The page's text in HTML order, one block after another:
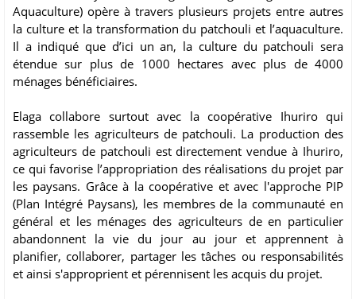
Aquaculture) opère à travers plusieurs projets entre autres
la culture et la transformation du patchouli et l’aquaculture.
Il a indiqué que d’ici un an, la culture du patchouli sera
étendue sur plus de 1000 hectares avec plus de 4000
ménages bénéficiaires.
Elaga collabore surtout avec la coopérative Ihuriro qui
rassemble les agriculteurs de patchouli. La production des
agriculteurs de patchouli est directement vendue à Ihuriro,
ce qui favorise l’appropriation des réalisations du projet par
les paysans. Grâce à la coopérative et avec l'approche PIP
(Plan Intégré Paysans), les membres de la communauté en
général et les ménages des agriculteurs de en particulier
abandonnent la vie du jour au jour et apprennent à
planifier, collaborer, partager les tâches ou responsabilités
et ainsi s'approprient et pérennisent les acquis du projet.